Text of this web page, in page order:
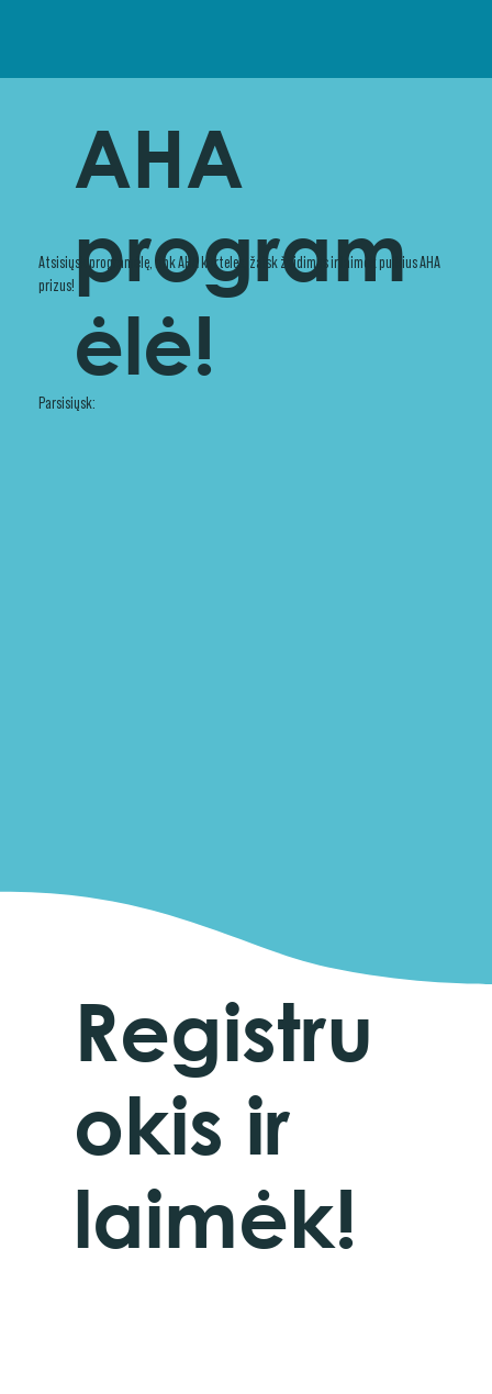
AHA
program
ėlė!
Atsisiųsk programėlę, rink AHA korteles, žaisk žaidimus ir laimėk puikius AHA
prizus!
Parsisiųsk:
Registru
okis ir
laimėk!